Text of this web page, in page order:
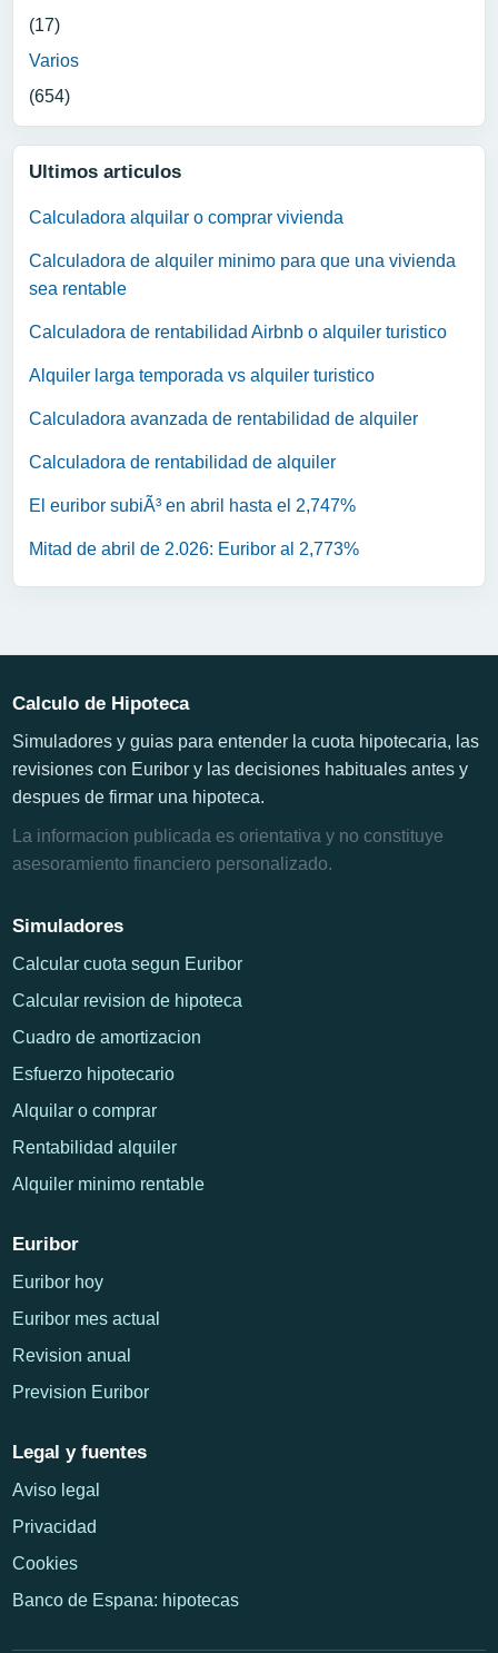
(17)
Varios
(654)
Ultimos articulos
Calculadora alquilar o comprar vivienda
Calculadora de alquiler minimo para que una vivienda
sea rentable
Calculadora de rentabilidad Airbnb o alquiler turistico
Alquiler larga temporada vs alquiler turistico
Calculadora avanzada de rentabilidad de alquiler
Calculadora de rentabilidad de alquiler
El euribor subiÃ³ en abril hasta el 2,747%
Mitad de abril de 2.026: Euribor al 2,773%
Calculo de Hipoteca
Simuladores y guias para entender la cuota hipotecaria, las
revisiones con Euribor y las decisiones habituales antes y
despues de firmar una hipoteca.
La informacion publicada es orientativa y no constituye
asesoramiento financiero personalizado.
Simuladores
Calcular cuota segun Euribor
Calcular revision de hipoteca
Cuadro de amortizacion
Esfuerzo hipotecario
Alquilar o comprar
Rentabilidad alquiler
Alquiler minimo rentable
Euribor
Euribor hoy
Euribor mes actual
Revision anual
Prevision Euribor
Legal y fuentes
Aviso legal
Privacidad
Cookies
Banco de Espana: hipotecas